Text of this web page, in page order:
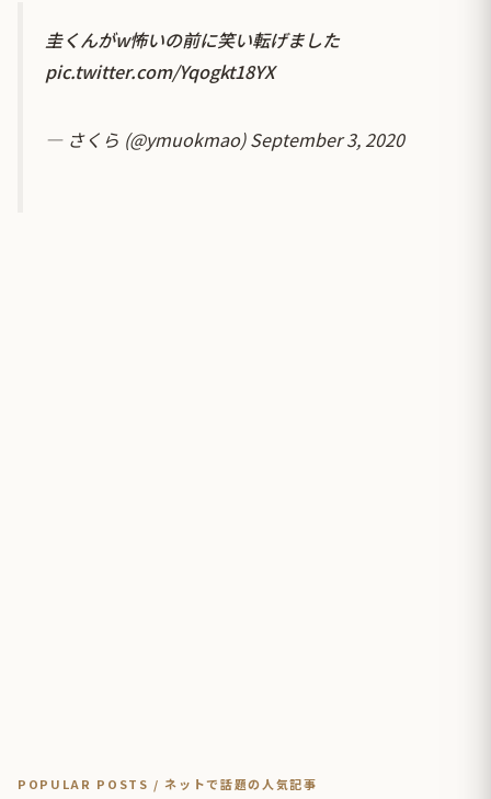
圭くんがw怖いの前に笑い転げました
pic.twitter.com/Yqogkt18YX
— さくら (@ymuokmao)September 3, 2020
POPULAR POSTS / ネットで話題の人気記事